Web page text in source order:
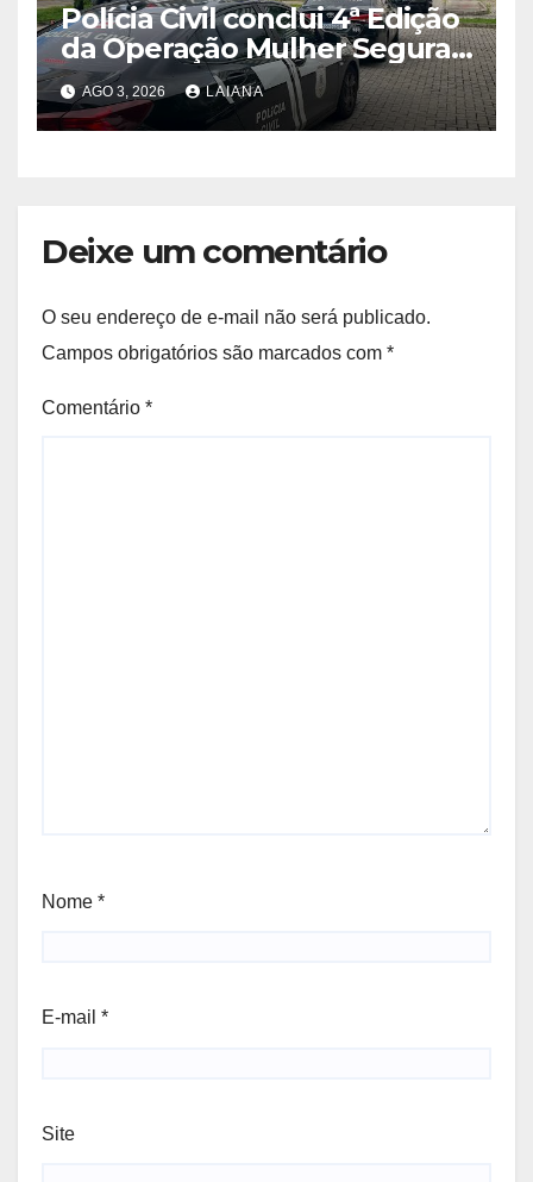
Polícia Civil conclui 4ª Edição
da Operação Mulher Segura
2026 com 133 prisões e 1.815
diligências na Bahia
AGO 3, 2026 LAIANA
Deixe um comentário
O seu endereço de e-mail não será publicado.
Campos obrigatórios são marcados com *
Comentário *
Nome *
E-mail *
Site